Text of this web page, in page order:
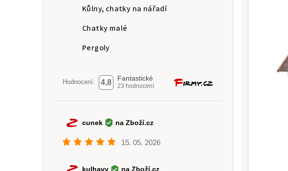
Kůlny, chatky na nářadí
Chatky malé
Pergoly